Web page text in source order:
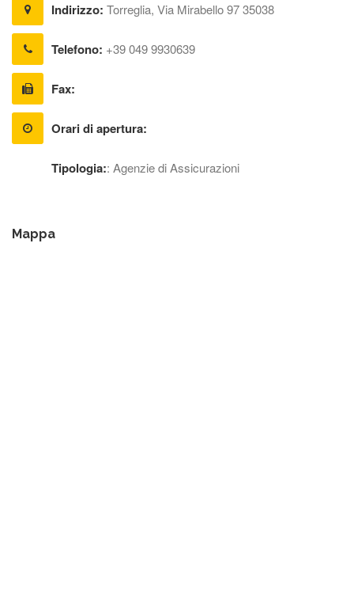
Indirizzo: Torreglia, Via Mirabello 97 35038
Telefono: +39 049 9930639
Fax:
Orari di apertura:
Tipologia:: Agenzie di Assicurazioni
Mappa